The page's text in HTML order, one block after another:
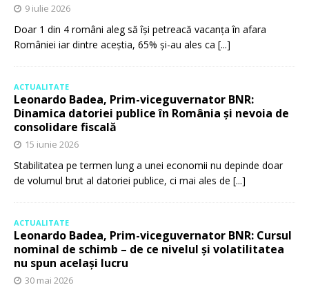
9 iulie 2026
Doar 1 din 4 români aleg să își petreacă vacanța în afara
României iar dintre aceștia, 65% și-au ales ca [...]
ACTUALITATE
Leonardo Badea, Prim-viceguvernator BNR:
Dinamica datoriei publice în România și nevoia de
consolidare fiscală
15 iunie 2026
Stabilitatea pe termen lung a unei economii nu depinde doar
de volumul brut al datoriei publice, ci mai ales de [...]
ACTUALITATE
Leonardo Badea, Prim-viceguvernator BNR: Cursul
nominal de schimb – de ce nivelul și volatilitatea
nu spun același lucru
30 mai 2026